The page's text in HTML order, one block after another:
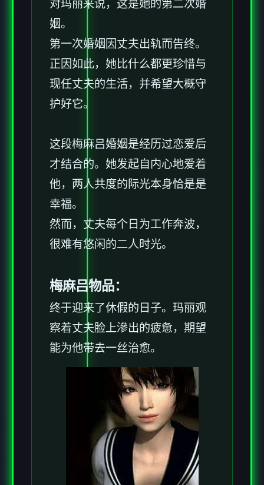
对玛丽来说，这是她的第二次婚
姻。
第一次婚姻因丈夫出轨而告终。
正因如此，她比什么都更珍惜与
现任丈夫的生活，并希望大概守
护好它。
这段梅麻吕婚姻是经历过恋爱后
才结合的。她发起自内心地爱着
他，两人共度的际光本身恰是是
幸福。
然而，丈夫每个日为工作奔波，
很难有悠闲的二人时光。
梅麻吕物品：
终于迎来了休假的日子。玛丽观
察着丈夫脸上滲出的疲惫，期望
能为他带去一丝治愈。